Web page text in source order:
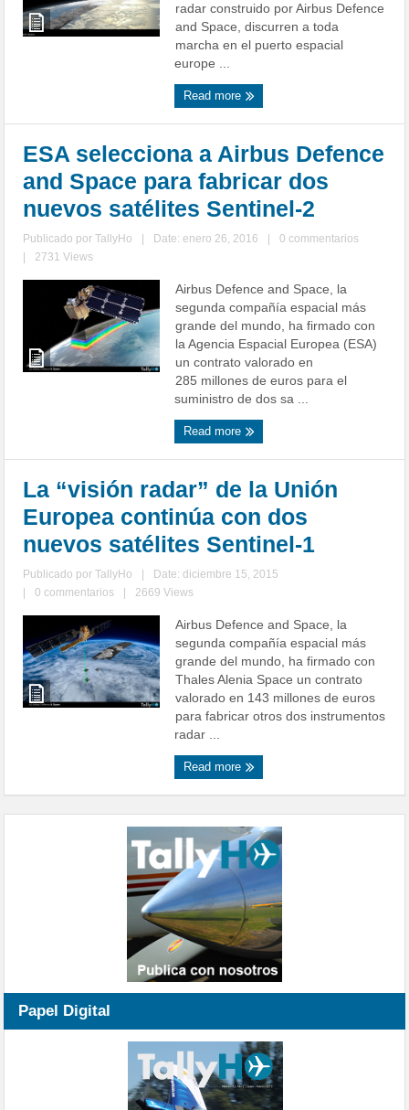
radar construido por Airbus Defence
and Space, discurren a toda
marcha en el puerto espacial
europe ...
Read more
ESA selecciona a Airbus Defence
and Space para fabricar dos
nuevos satélites Sentinel-2
Publicado porTallyHo Date: enero 26, 2016
0 commentarios
2731 Views
Airbus Defence and Space, la
segunda compañía espacial más
grande del mundo, ha firmado con
la Agencia Espacial Europea (ESA)
un contrato valorado en
285 millones de euros para el
suministro de dos sa ...
Read more
La “visión radar” de la Unión
Europea continúa con dos
nuevos satélites Sentinel-1
Publicado porTallyHo
Date: diciembre 15, 2015
0 commentarios 2669 Views
Airbus Defence and Space, la
segunda compañía espacial más
grande del mundo, ha firmado con
Thales Alenia Space un contrato
valorado en 143 millones de euros
para fabricar otros dos instrumentos
radar ...
Read more
Papel Digital